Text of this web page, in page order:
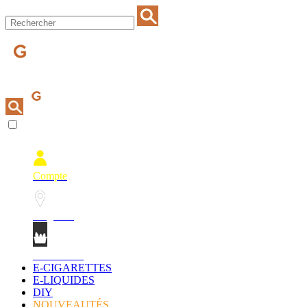
Compte
E-CIGARETTES
E-LIQUIDES
DIY
NOUVEAUTÉS